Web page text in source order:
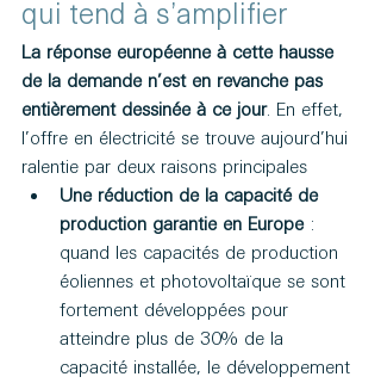
qui tend à s’amplifier
La réponse européenne à cette hausse
de la demande n’est en revanche pas
entièrement dessinée à ce jour. En effet,
l’offre en électricité se trouve aujourd’hui
ralentie par deux raisons principales
Une réduction de la capacité de
production garantie en Europe :
quand les capacités de production
éoliennes et photovoltaïque se sont
fortement développées pour
atteindre plus de 30% de la
capacité installée, le développement